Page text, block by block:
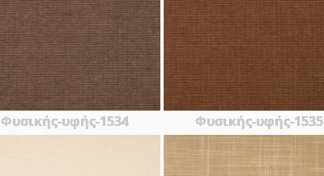
Φυσικής-υφής-1534 Φυσικής-υφής-1535